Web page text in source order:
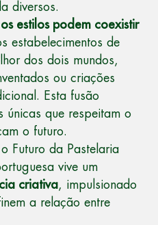
diversos.
estilos podem coexistir
estabelecimentos de
dos dois mundos,
ou criações
Esta fusão
únicas que respeitam o
o futuro.
Futuro da Pastelaria
vive um
criativa, impulsionado
a relação entre